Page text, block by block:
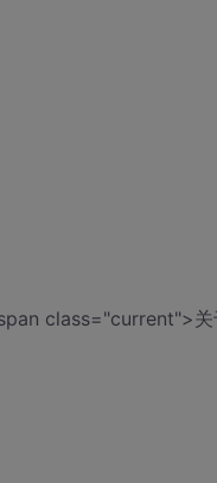
class="current">关